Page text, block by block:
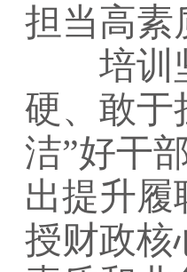
担当高素
培训
硬、敢于
洁”好干
出提升履
授财政核